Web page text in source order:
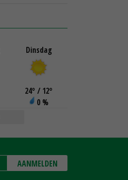
Dinsdag
24° / 12°
0 %
AANMELDEN